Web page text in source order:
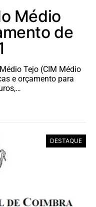
Médio
de
Tejo (CIM Médio
e orçamento para
DESTAQUE